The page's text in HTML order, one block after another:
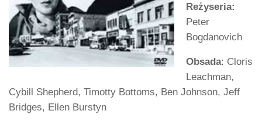
Reżyseria:
Peter
Bogdanovich
Obsada: Cloris
Leachman,
Cybill Shepherd, Timotty Bottoms, Ben Johnson, Jeff
Bridges, Ellen Burstyn